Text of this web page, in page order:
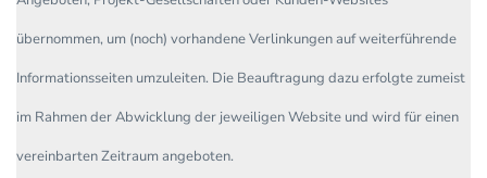
übernommen, um (noch) vorhandene Verlinkungen auf weiterführende
Informationsseiten umzuleiten. Die Beauftragung dazu erfolgte zumeist
im Rahmen der Abwicklung der jeweiligen Website und wird für einen
vereinbarten Zeitraum angeboten.